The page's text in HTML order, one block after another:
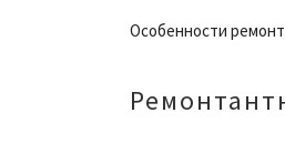
Особенности